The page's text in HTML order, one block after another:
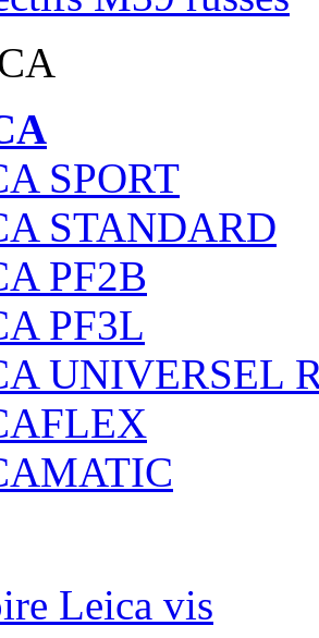
SPORT
STANDARD
PF2B
PF3L
UNIVERSEL
Leica vis